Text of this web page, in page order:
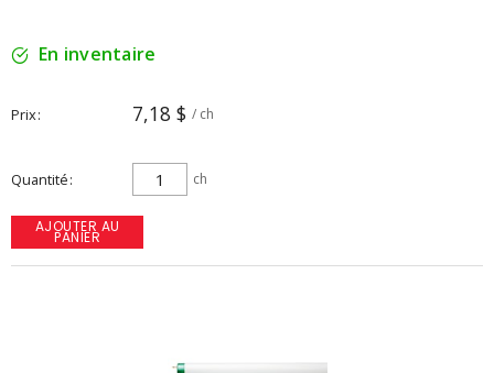
En inventaire
Prix 7,18 $ / ch
Quantité ch
AJOUTER AU
PANIER